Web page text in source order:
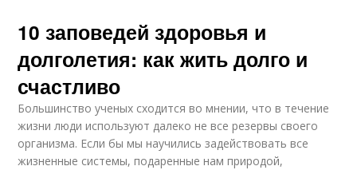
10 заповедей здоровья и
долголетия: как жить долго и
счастливо
Большинство ученых сходится во мнении, что в течение
жизни люди используют далеко не все резервы своего
организма. Если бы мы научились задействовать все
жизненные системы, подаренные нам природой,